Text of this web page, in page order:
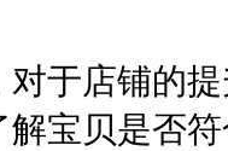
于店铺的
宝贝是否